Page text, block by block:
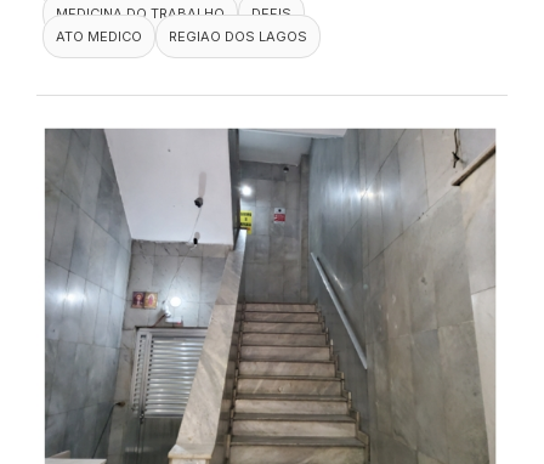
MEDICINA DO TRABALHO
DEFIS
ATO MEDICO
REGIAO DOS LAGOS